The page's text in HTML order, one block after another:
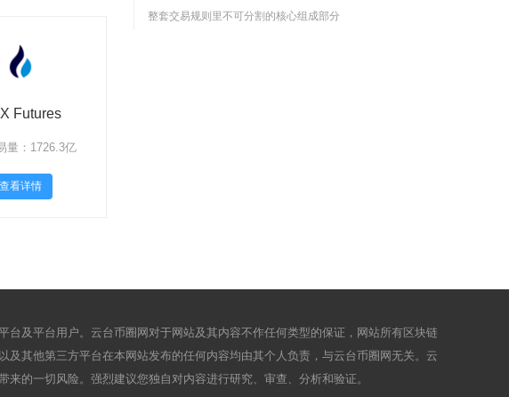
Futures
量：1726.3亿
查看详情
整套交易规则里不可分割的核心组成部分
及平台用户。云台币圈网对于网站及其内容不作任何类型的保证，网站所有区块链
其他第三方平台在本网站发布的任何内容均由其个人负责，与云台币圈网无关。云
的一切风险。强烈建议您独自对内容进行研究、审查、分析和验证。